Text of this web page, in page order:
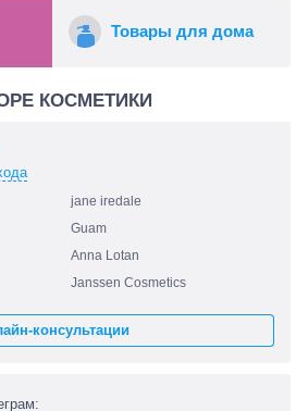
Товары для дома
КОСМЕТИКИ
jane iredale
Guam
Anna Lotan
Janssen Cosmetics
консультации